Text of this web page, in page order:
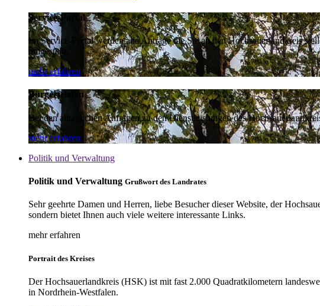
Service-Portal
Im Service-Portal werden alle Anträge die Sie an den Hochsauerlandkreis
umgestellt.
mehr erfahren
Bürgertelefon
Bei den alltäglichen Anfragen zu den Dienstleistungen des
mehr erfahren
Politik und Verwaltung
Politik und Verwaltung Grußwort des Landrates
Sehr geehrte Damen und Herren, liebe Besucher dieser Website, der
sondern bietet Ihnen auch viele weitere interessante Links.
mehr erfahren
Portrait des Kreises
Der Hochsauerlandkreis (HSK) ist mit fast 2.000 Quadratkilometern
in Nordrhein-Westfalen.